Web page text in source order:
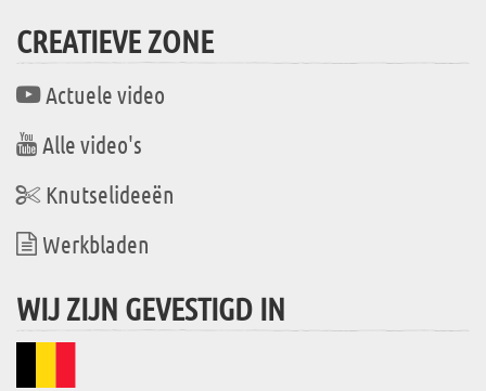
CREATIEVE ZONE
Actuele video
Alle video's
Knutselideeën
Werkbladen
WIJ ZIJN GEVESTIGD IN